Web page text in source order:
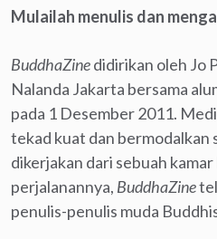
Mulailah menulis dan
BuddhaZinedidirikan oleh Jo
Nalanda Jakarta bersama
pada 1 Desember 2011.
tekad kuat dan bermodalkan
dikerjakan dari sebuah
perjalanannya, BuddhaZine
penulis-penulis muda